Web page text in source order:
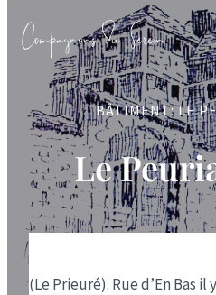
contenuCompagnons du Serein
BÂTIMENT: LE
Le
(Le Prieuré). Rue d’En Bas